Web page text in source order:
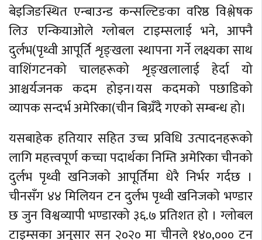
बेइजिङस्थित एन्बाउन्ड कन्सल्टिङका वरिष्ठ विश्लेषक
लिउ एन्कियाओले ग्लोबल टाइम्सलाई भने, आफ्नै
दुर्लभ(पृथ्वी आपूर्ति शृङ्खला स्थापना गर्ने लक्ष्यका साथ
वाशिंगटनको चालहरूको शृङ्खलालाई हेर्दा यो
आश्चर्यजनक कदम होइन।यस कदमको पछाडिको
व्यापक सन्दर्भ अमेरिका(चीन बिग्रँदै गएको सम्बन्ध हो।
यसबाहेक हतियार सहित उच्च प्रविधि उत्पादनहरूको
लागि महत्त्वपूर्ण कच्चा पदार्थका निम्ति अमेरिका चीनको
दुर्लभ पृथ्वी खनिजको आपूर्तिमा धेरै निर्भर गर्दछ ।
चीनसँग ४४ मिलियन टन दुर्लभ पृथ्वी खनिजको भण्डार
छ जुन विश्वव्यापी भण्डारको ३६.७ प्रतिशत हो । ग्लोबल
टाइम्सका अनुसार सन् २०२० मा चीनले १४०,००० टन